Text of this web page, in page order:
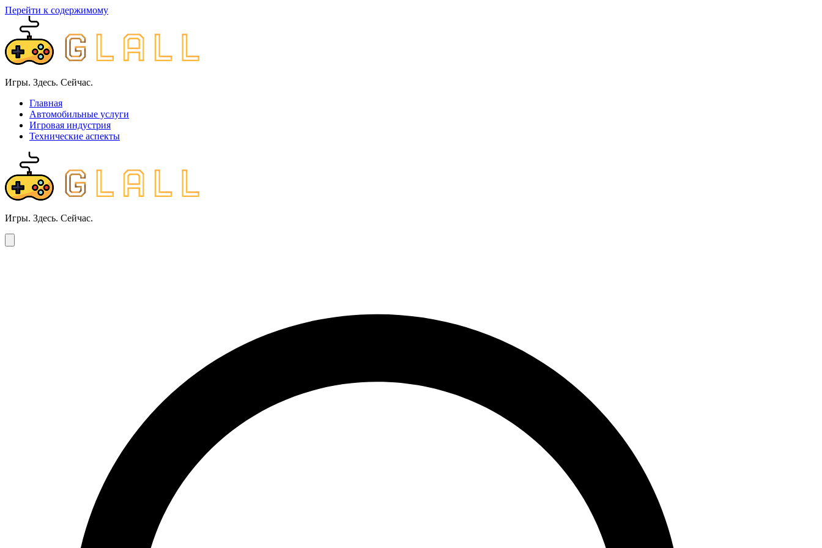
Перейти к содержимому
Игры. Здесь. Сейчас.
Главная
Автомобильные услуги
Игровая индустрия
Технические аспекты
Игры. Здесь. Сейчас.